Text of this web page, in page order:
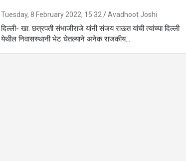
Tuesday, 8 February 2022, 15:32 Avadhoot Joshi
दिल्ली- खा. छत्रपती संभाजीराजे यांनी संजय राऊत यांची त्यांच्या दिल्ली
येथील निवासस्थानी भेट घेतल्याने अनेक राजकीय…